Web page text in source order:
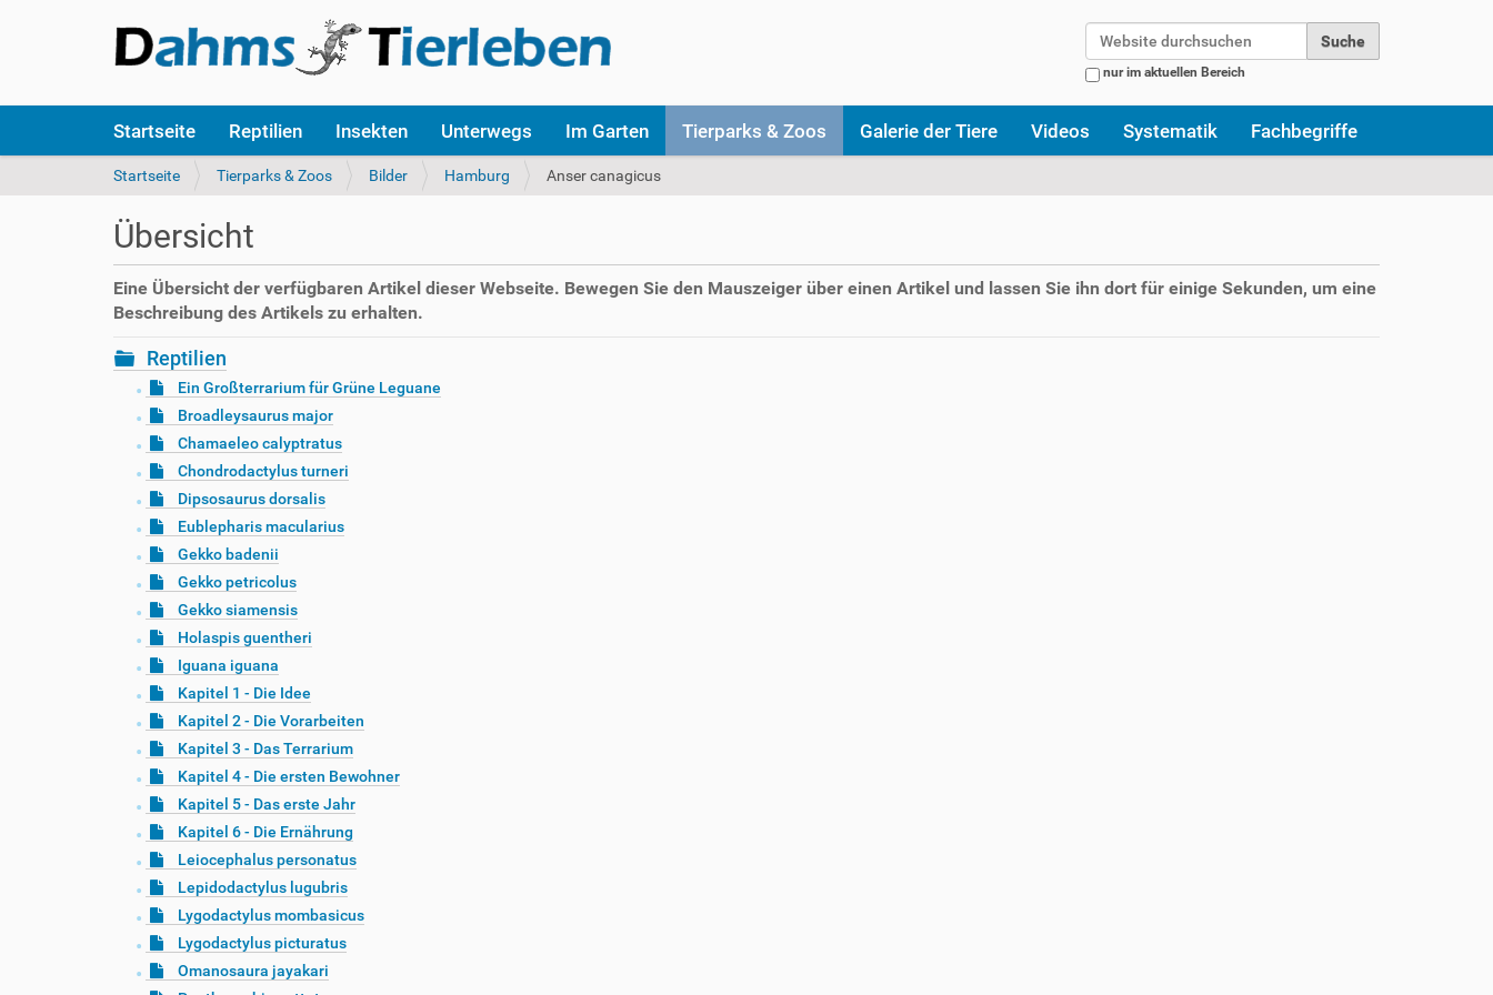
nur im aktuellen Bereich
k
Startseite Reptilien Insekten Unterwegs Im Garten Tierparks & Zoos Galerie der Tiere Videos Systematik Fachbegriffe
S
e
s
i
n
d
i
e
Startseite Tierparks & Zoos Bilder Hamburg Anser canagicus
Übersicht
Eine Übersicht der verfügbaren Artikel dieser Webseite. Bewegen Sie den Mauszeiger über einen Artikel und lassen Sie ihn dort für einige Sekunden, um eine
Beschreibung des Artikels zu erhalten.
Reptilien
Ein Großterrarium für Grüne Leguane
Broadleysaurus major
Chamaeleo calyptratus
Chondrodactylus turneri
Dipsosaurus dorsalis
Eublepharis macularius
Gekko badenii
Gekko petricolus
Gekko siamensis
Holaspis guentheri
Iguana iguana
Kapitel 1 - Die Idee
Kapitel 2 - Die Vorarbeiten
Kapitel 3 - Das Terrarium
Kapitel 4 - Die ersten Bewohner
Kapitel 5 - Das erste Jahr
Kapitel 6 - Die Ernährung
Leiocephalus personatus
Lepidodactylus lugubris
Lygodactylus mombasicus
Lygodactylus picturatus
Omanosaura jayakari